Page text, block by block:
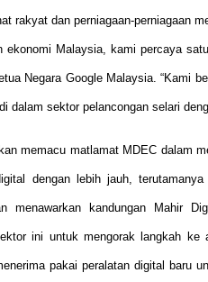
rakyat dan perniagaan-perniagaan
Malaysia, kami percaya
Negara Google Malaysia. “Kami
dalam sektor pelancongan selari
memacu matlamat MDEC dalam
dengan lebih jauh,
menawarkan kandungan Mahir
ini untuk mengorak langkah
pakai peralatan digital baru